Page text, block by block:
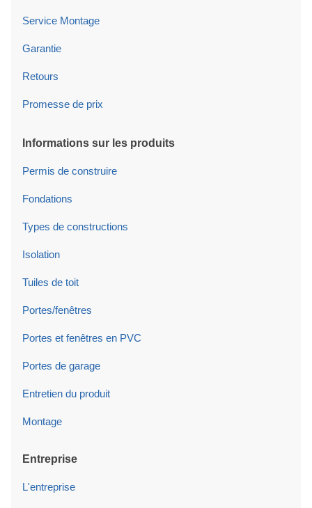
Service Montage
Garantie
Retours
Promesse de prix
Informations sur les produits
Permis de construire
Fondations
Types de constructions
Isolation
Tuiles de toit
Portes/fenêtres
Portes et fenêtres en PVC
Portes de garage
Entretien du produit
Montage
Entreprise
L'entreprise